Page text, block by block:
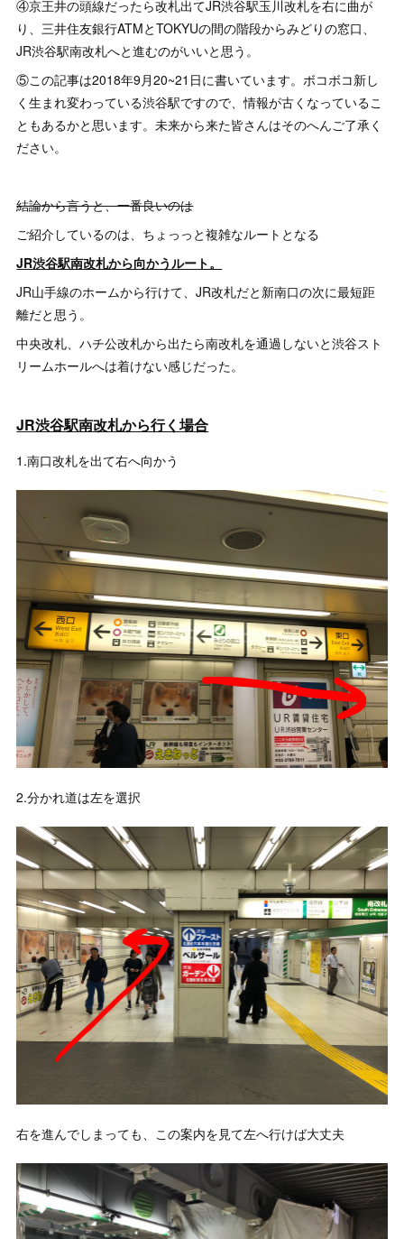
④京王井の頭線だったら改札出てJR渋谷駅玉川改札を右に曲が
り、三井住友銀行ATMとTOKYUの間の階段からみどりの窓口、
JR渋谷駅南改札へと進むのがいいと思う。
⑤この記事は2018年9月20~21日に書いています。ボコボコ新し
く生まれ変わっている渋谷駅ですので、情報が古くなっているこ
ともあるかと思います。未来から来た皆さんはそのへんご了承く
ださい。
結論から言うと、一番良いのは
ご紹介しているのは、ちょっっと複雑なルートとなる
JR渋谷駅南改札から向かうルート。
JR山手線のホームから行けて、JR改札だと新南口の次に最短距
離だと思う。
中央改札、ハチ公改札から出たら南改札を通過しないと渋谷スト
リームホールへは着けない感じだった。
JR渋谷駅南改札から行く場合
1.南口改札を出て右へ向かう
2.分かれ道は左を選択
右を進んでしまっても、この案内を見て左へ行けば大丈夫